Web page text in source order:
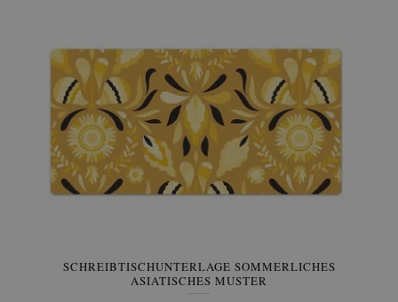
SCHREIBTISCHUNTERLAGE SOMMERLICHES
ASIATISCHES MUSTER